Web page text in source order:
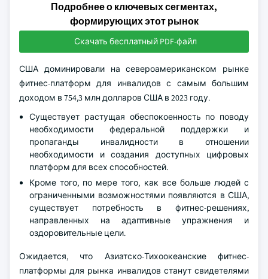
Подробнее о ключевых сегментах,
формирующих этот рынок
Скачать бесплатный PDF-файл
США доминировали на североамериканском рынке
фитнес-платформ для инвалидов с самым большим
доходом в 754,3 млн долларов США в 2023 году.
Существует растущая обеспокоенность по поводу
необходимости федеральной поддержки и
пропаганды инвалидности в отношении
необходимости и создания доступных цифровых
платформ для всех способностей.
Кроме того, по мере того, как все больше людей с
ограниченными возможностями появляются в США,
существует потребность в фитнес-решениях,
направленных на адаптивные упражнения и
оздоровительные цели.
Ожидается, что Азиатско-Тихоокеанские фитнес-
платформы для рынка инвалидов станут свидетелями